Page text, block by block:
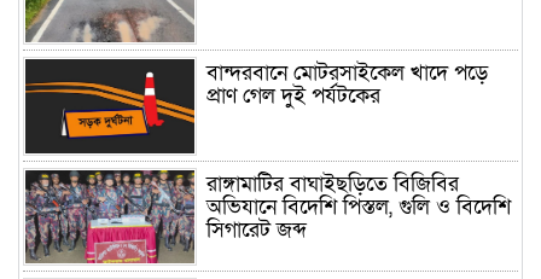
বান্দরবানে মোটরসাইকেল খাদে পড়ে
প্রাণ গেল দুই পর্যটকের
রাঙ্গামাটির বাঘাইছড়িতে বিজিবির
অভিযানে বিদেশি পিস্তল, গুলি ও বিদেশি
সিগারেট জব্দ